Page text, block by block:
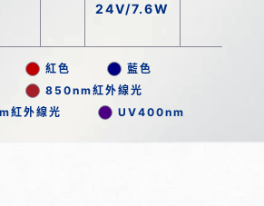
24V/7.6W
紅色
藍色
850nm紅外線光
紅外線光
UV400nm